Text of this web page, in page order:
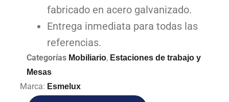
fabricado en acero galvanizado.
Entrega inmediata para todas las
referencias.
Categorías Mobiliario, Estaciones de trabajo y
Mesas
Marca: Esmelux